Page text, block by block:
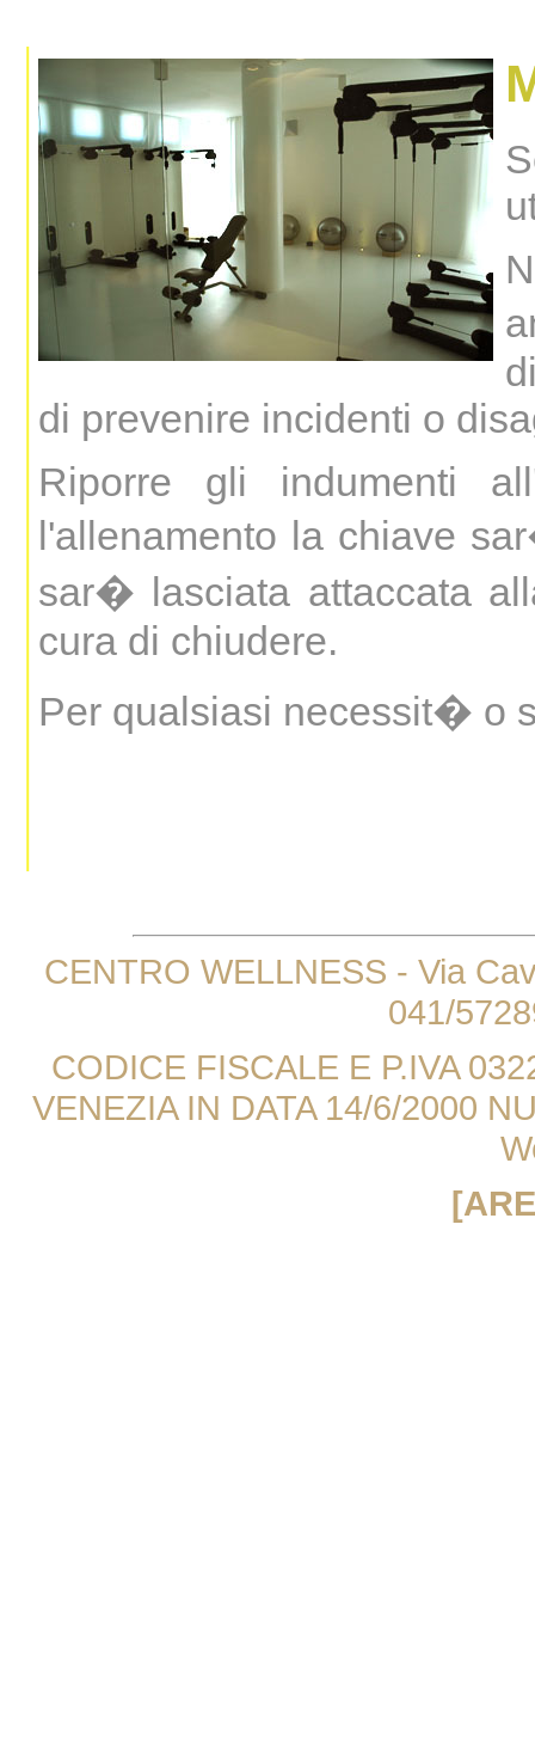
di prevenire incidenti o
Riporre gli indumenti
l'allenamento la chiave
sar� lasciata attaccata
cura di chiudere.
Per qualsiasi necessit� o
CENTRO WELLNESS - Via
041/
CODICE FISCALE E P.IVA
VENEZIA IN DATA 14/6/2000